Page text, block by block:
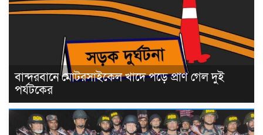
বান্দরবানে মোটরসাইকেল খাদে পড়ে প্রাণ গেল দুই
পর্যটকের